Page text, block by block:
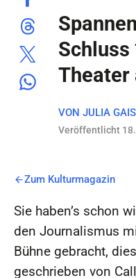
Schluss
Theater
VON JULIA
Veröffentlicht 18.
Zum Kulturmagazin
Sie haben’s schon
den Journalismus
Bühne gebracht,
geschrieben von